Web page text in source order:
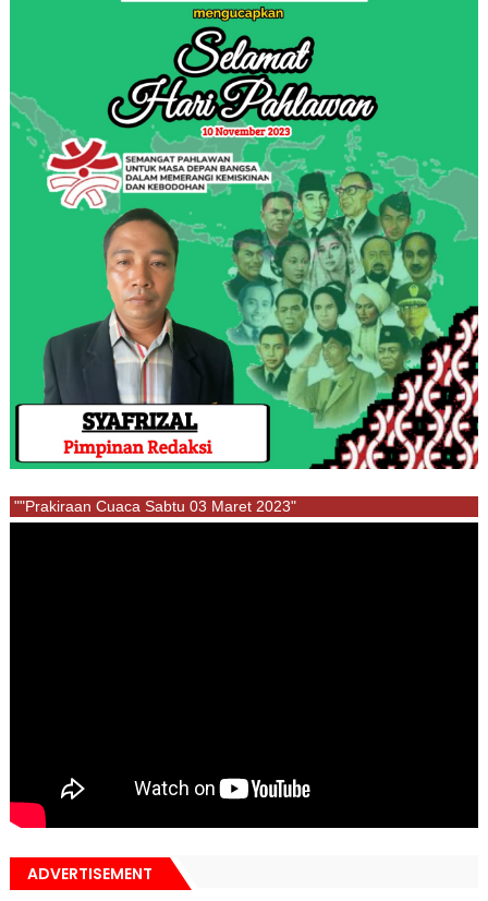
""Prakiraan Cuaca Sabtu 03 Maret 2023"
ADVERTISEMENT